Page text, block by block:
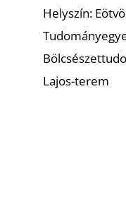
Helyszín:
Lajos-terem